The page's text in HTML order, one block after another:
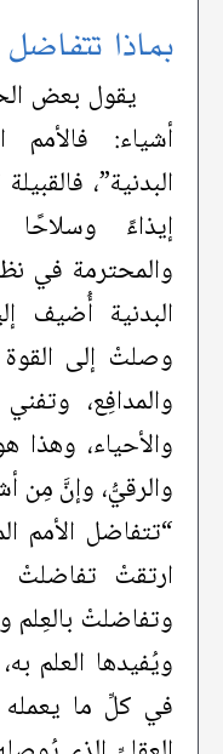
بماذا تتفاضل
يقول بعض
أشياء: فالأمم
البدنية”،
إيذاءً وسلاحًا
والمحترمة في
البدنية أُضيف
وصلتْ إلى القوة
والمدافِع،
والأحياء، وهذا
والرقيُّ، وإنَّ مِن
“تتفاضل الأمم
ارتقتْ تفاضلتْ
وتفاضلتْ بالعِلم
ويُفيدها العلم
في كلِّ ما يعمله